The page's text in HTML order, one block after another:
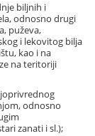
biljnih i
odnosno drugi
puževa,
i lekovitog bilja
kao i na
na teritoriji
odnosno
zanati i sl.);